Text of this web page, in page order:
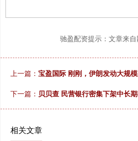
驰盈配资提示：文章来自
上一篇： 宝盈国际 刚刚，伊朗发动大规
下一篇： 贝贝查 民营银行密集下架中长
相关文章